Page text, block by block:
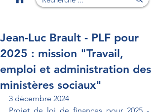
Jean-Luc Brault - PLF pour
2025 : mission "Travail,
emploi et administration des
ministères sociaux"
3 décembre 2024